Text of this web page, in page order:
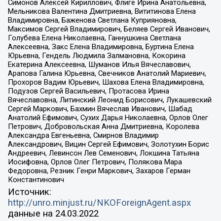
Симонов Алексей Кириллович, Флиге Ирина Анатольевна,
Мельникова Валентина Дмитриевна, Вититинова Елена
Владимировна, Баженова Светлана Куприяновна,
Максимов Сергей Владимирович, Беляев Сергей Иванович,
Голубева Елена Николаевна, Ганнушкина Светлана
Алексеевна, Закс Елена Владимировна, Буртина Елена
Юрьевна, Гендель Людмила Залмановна, Кокорина
Екатерина Алексеевна, Шуманов Илья Вячеславович,
Арапова Галина Юрьевна, Свечников Анатолий Мариевич,
Прохоров Вадим Юрьевич, Шахова Елена Владимировна,
Подузов Сергей Васильевич, Протасова Ирина
Вячеславовна, Литинский Леонид Борисович, Лукашевский
Сергей Маркович, Бахмин Вячеслав Иванович, Шабад
Анатолий Ефимович, Сухих Дарья Николаевна, Орлов Олег
Петрович, Добровольская Анна Дмитриевна, Королева
Александра Евгеньевна, Смирнов Владимир
Александрович, Вицин Сергей Ефимович, Золотухин Борис
Андреевич, Левинсон Лев Семенович, Локшина Татьяна
Иосифовна, Орлов Олег Петрович, Полякова Мара
Федоровна, Резник Генри Маркович, Захаров Герман
Константинович
Источник:
http://unro.minjust.ru/NKOForeignAgent.aspx
данные на 24.03.2022